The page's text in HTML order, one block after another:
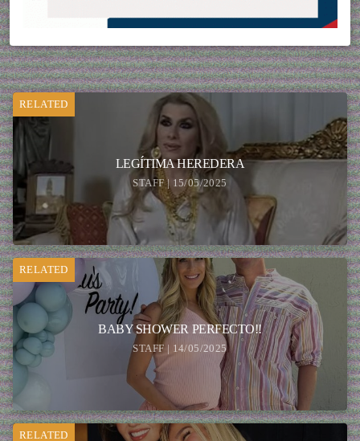
RELATED
LEGÍTIMA HEREDERA
STAFF | 15/05/2025
RELATED
BABY SHOWER PERFECTO!!
STAFF | 14/05/2025
RELATED